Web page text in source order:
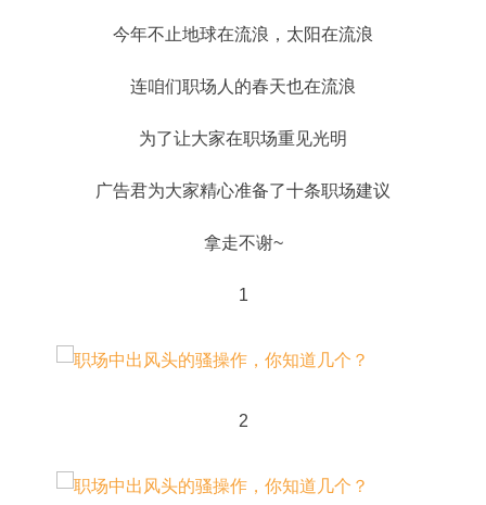
今年不止地球在流浪，太阳在流浪
连咱们职场人的春天也在流浪
为了让大家在职场重见光明
广告君为大家精心准备了十条职场建议
拿走不谢~
1
2